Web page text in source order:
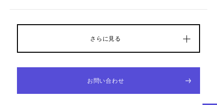
さらに見る
お問い合わせ